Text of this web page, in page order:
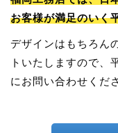
お客様が満足のいく
デザインはもちろん
トいたしますので、
にお問い合わせくだ